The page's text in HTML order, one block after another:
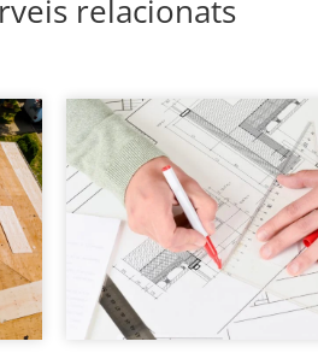
relacionats